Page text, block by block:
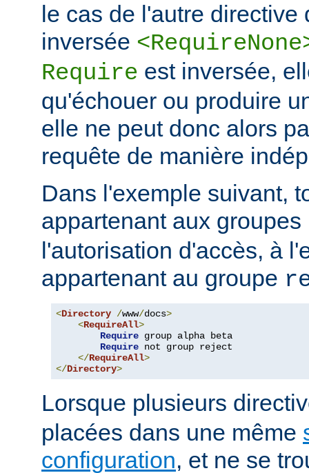
le cas de l'autre directive
inversée
Require est inversée,
qu'échouer ou produire
elle ne peut donc alors
requête de manière
Dans l'exemple suivant,
appartenant aux groupes
l'autorisation d'accès, à
appartenant au groupe
<Directory /www/docs>
<RequireAll>
Require group alpha beta
Require not group reject
</RequireAll>
</Directory>
Lorsque plusieurs
placées dans une même
configuration, et ne se